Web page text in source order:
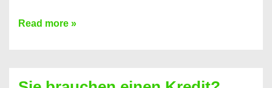
Brauchen
Read more »